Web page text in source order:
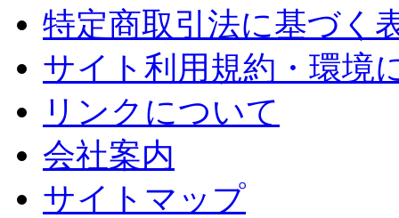
特定商取引法に基づく
サイト利用規約・環境
リンクについて
会社案内
サイトマップ